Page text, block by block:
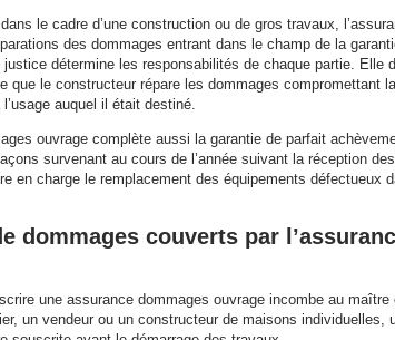
le cadre d’une construction ou de gros travaux,
des dommages entrant dans le champ de la
justice détermine les responsabilités de chaque partie. Elle
que le constructeur répare les dommages compromettant
auquel il était destiné.
ouvrage complète aussi la garantie de parfait
survenant au cours de l’année suivant la réception
en charge le remplacement des équipements défectueux
dommages couverts par
une assurance dommages ouvrage incombe au maître
un vendeur ou un constructeur de maisons individuelles,